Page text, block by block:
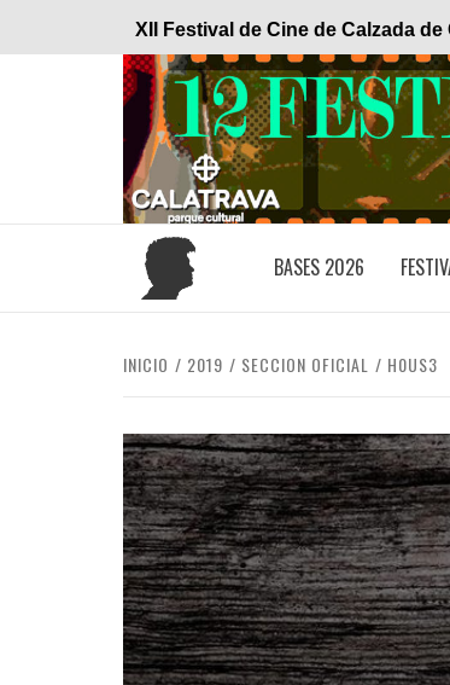
XII Festival de Cine de Calzada de
BASES 2026
INICIO 2019 SECCION OFICIAL H0US3